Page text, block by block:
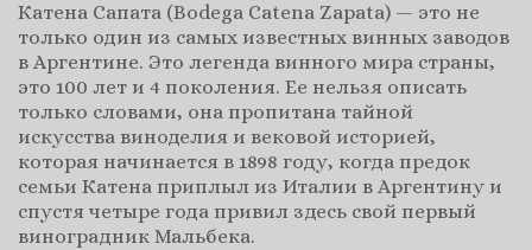
Катена Сапата (Bodega Catena Zapata) — это не
только один из самых известных винных заводов
в Аргентине. Это легенда винного мира страны,
это 100 лет и 4 поколения. Ее нельзя описать
только словами, она пропитана тайной
искусства виноделия и вековой историей,
которая начинается в 1898 году, когда предок
семьи Катена приплыл из Италии в Аргентину и
спустя четыре года привил здесь свой первый
виноградник Мальбека.